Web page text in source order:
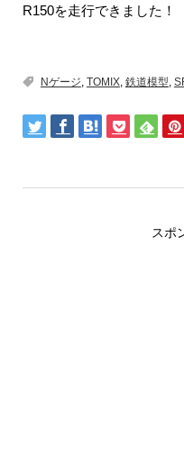
R150を走行できました！
Nゲージ TOMIX, 鉄道模型
スポ